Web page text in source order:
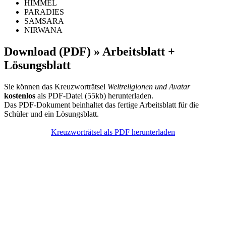
HIMMEL
PARADIES
SAMSARA
NIRWANA
Download (PDF) » Arbeitsblatt +
Lösungsblatt
Sie können das Kreuzworträtsel Weltreligionen und Avatar
kostenlos als PDF-Datei (55kb) herunterladen.
Das PDF-Dokument beinhaltet das fertige Arbeitsblatt für die
Schüler und ein Lösungsblatt.
Kreuzworträtsel als PDF herunterladen